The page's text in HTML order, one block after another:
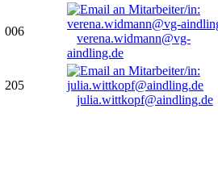
006
verena.widmann@vg-
aindling.de
205
julia.wittkopf@aindling.de